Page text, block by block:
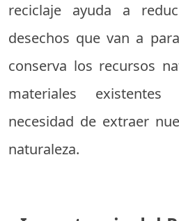
reciclaje ayuda a
desechos que van a
conserva los recursos
materiales
necesidad de extraer
naturaleza.